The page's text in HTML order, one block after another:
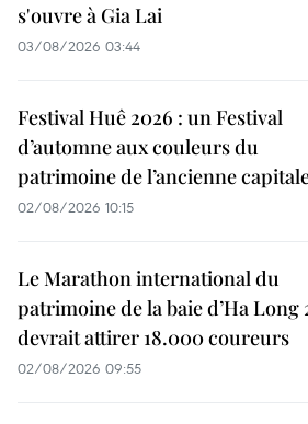
s'ouvre à Gia Lai
03/08/2026 03:44
Festival Huê 2026 : un Festival
d’automne aux couleurs du
patrimoine de l’ancienne
02/08/2026 10:15
Le Marathon international du
patrimoine de la baie d’Ha Long
devrait attirer 18.000 coureurs
02/08/2026 09:55